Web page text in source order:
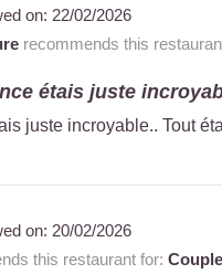
on: 22/02/2026
recommends this
étais juste
juste incroyable.. Tout
on: 20/02/2026
this restaurant for: